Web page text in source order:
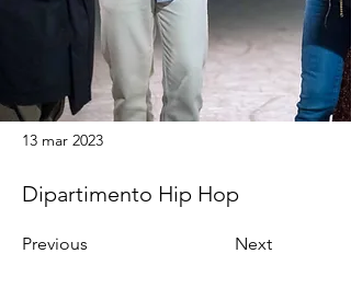
13 mar 2023
Dipartimento Hip Hop
Previous Next